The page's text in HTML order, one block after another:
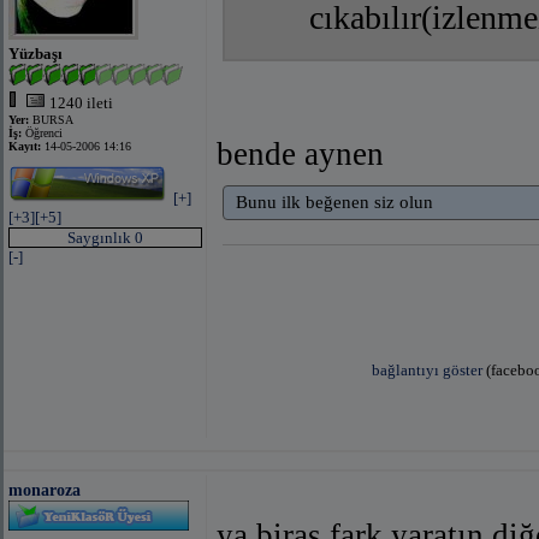
Yüzbaşı
1240 ileti
Yer: BURSA
İş: Öğrenci
Kayıt: 14-05-2006 14:16
[+]
[+3][+5]
Saygınlık 0
[-]
bende aynen
Bunu ilk beğenen siz olun
bağlantıyı göster
monaroza